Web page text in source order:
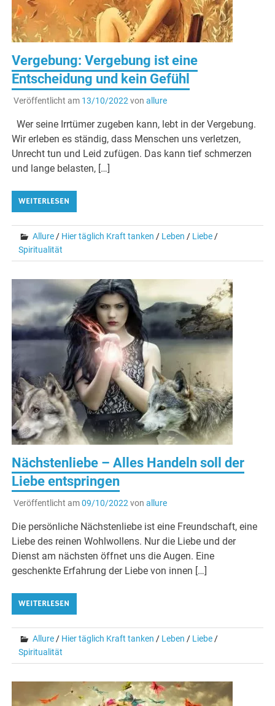
Vergebung: Vergebung ist eine
Entscheidung und kein Gefühl
Veröffentlicht am 13/10/2022von allure
Wer seine Irrtümer zugeben kann, lebt in der Vergebung.
Wir erleben es ständig, dass Menschen uns verletzen,
Unrecht tun und Leid zufügen. Das kann tief schmerzen
und lange belasten, […]
WEITERLESEN
Allure/ Hier täglich Kraft tanken / Leben / Liebe/
Spiritualität
Nächstenliebe – Alles Handeln soll der
Liebe entspringen
Veröffentlicht am09/10/2022 von allure
Die persönliche Nächstenliebe ist eine Freundschaft, eine
Liebe des reinen Wohlwollens. Nur die Liebe und der
Dienst am nächsten öffnet uns die Augen. Eine
geschenkte Erfahrung der Liebe von innen […]
WEITERLESEN
Allure / Hier täglich Kraft tanken / Leben / Liebe /
Spiritualität